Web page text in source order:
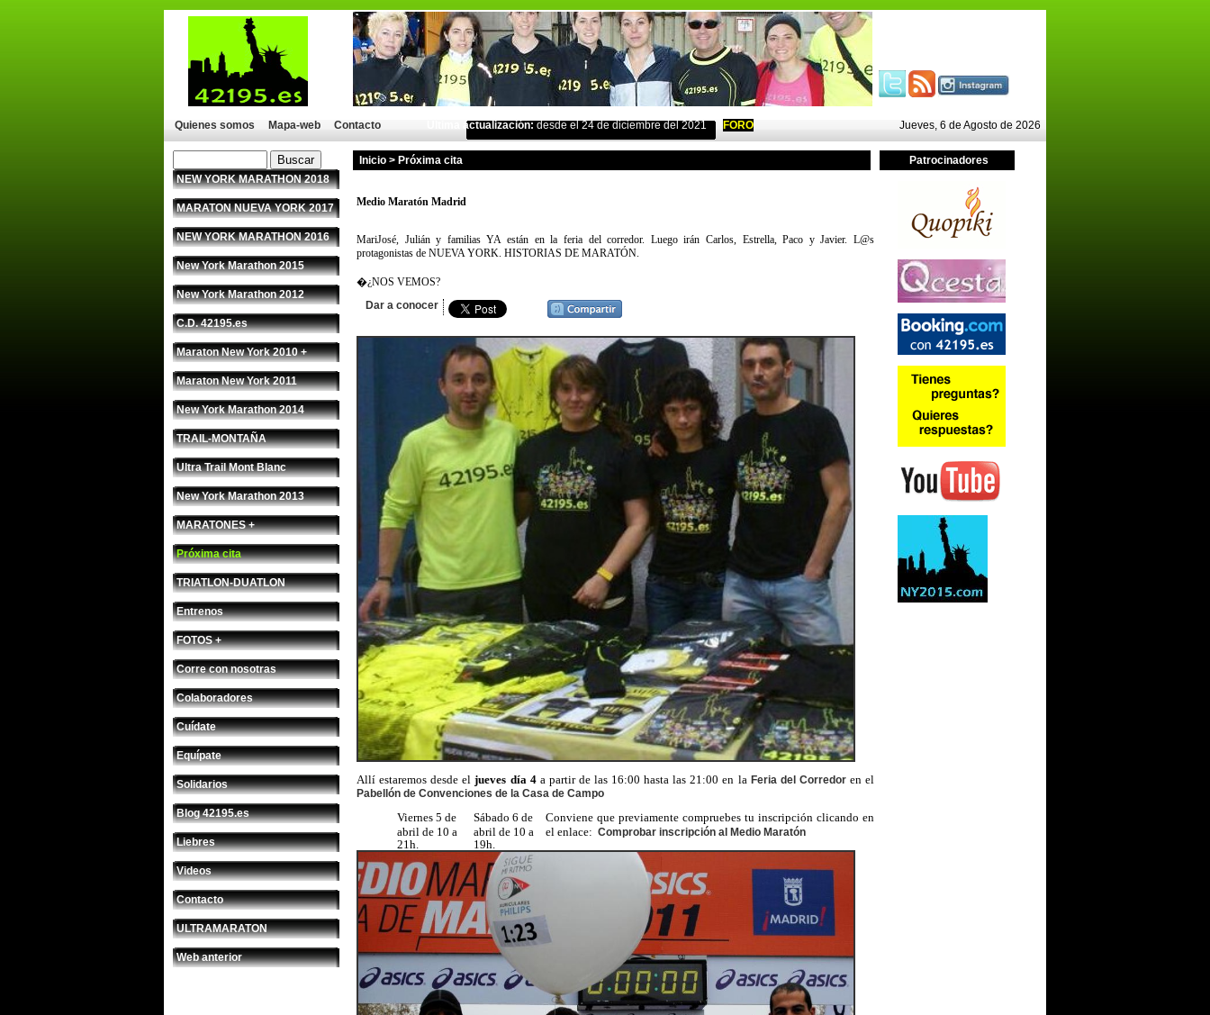
Quienes somos Mapa-web Contacto Última actualización: desde el 24 de diciembre del 2021 FORO Jueves, 6 de Agosto de 2026
NEW YORK MARATHON 2018
MARATON NUEVA YORK 2017
NEW YORK MARATHON 2016
New York Marathon 2015
New York Marathon 2012
C.D. 42195.es
Maraton New York 2010 +
Maraton New York 2011
New York Marathon 2014
TRAIL-MONTAÑA
Ultra Trail Mont Blanc
New York Marathon 2013
MARATONES +
Próxima cita
TRIATLON-DUATLON
Entrenos
FOTOS +
Corre con nosotras
Colaboradores
Cuídate
Equípate
Solidarios
Blog 42195.es
Liebres
Videos
Contacto
ULTRAMARATON
Web anterior
Inicio > Próxima cita
Medio Maratón Madrid
MariJosé, Julián y familias YA están en la feria del corredor. Luego irán Carlos, Estrella, Paco y Javier. L@s
protagonistas de NUEVA YORK. HISTORIAS DE MARATÓN.
�¿NOS VEMOS?
Dar a conocer
Allí estaremos desdeeljueves día 4 a partir de las 16:00 hasta las 21:00 en la Feria del Corredoren el
Pabellón de Convenciones de la Casa de Campo
Viernes 5 de
abril de 10 a
21h.
Sábado 6 de
abril de 10 a
19h.
Conviene que previamente compruebes tu inscripción clicando en
el enlace: Comprobar inscripción al Medio Maratón
Patrocinadores